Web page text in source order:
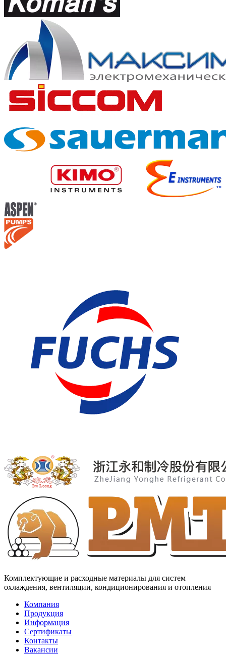
Комплектующие и расходные материалы для систем
охлаждения, вентиляции, кондиционирования и отопления
Компания
Продукция
Информация
Сертификаты
Контакты
Вакансии